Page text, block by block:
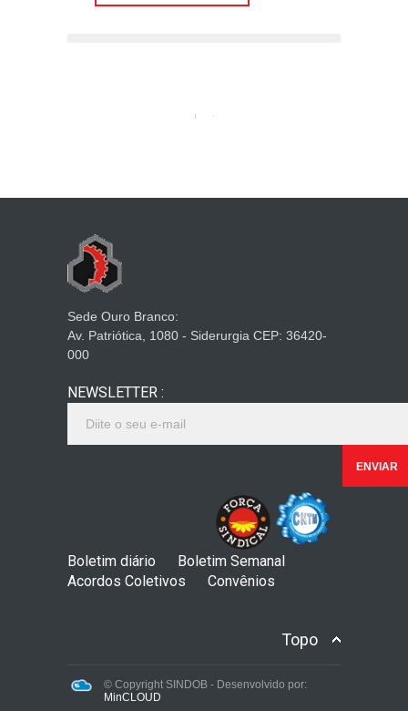
Sede Ouro Branco:
Av. Patriótica, 1080 - Siderurgia CEP: 36420-
000
NEWSLETTER :
Boletim diário
Boletim Semanal
Acordos Coletivos
Convênios
Topo
© Copyright SINDOB - Desenvolvido por:
MinCLOUD